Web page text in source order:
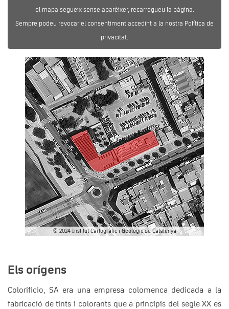
el mapa segueix sense aparèixer, recarregueu la pàgina.
Sempre podeu revocar el consentiment accedint a la nostra Política de
privacitat.
© 2024 Institut Cartogràfic i Geològic de Catalunya
Els orígens
Colorificio, SA era una empresa colomenca dedicada a la
fabricació de tints i colorants que a principis del segle XX es